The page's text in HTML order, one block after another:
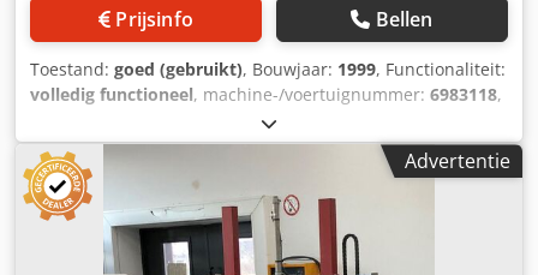
Prijsinfo Bellen
Toestand: goed (gebruikt), Bouwjaar: 1999, Functionaliteit:
volledig functioneel, machine-/voertuignummer: 6983118,
Trilplaat - JOGGER Cedpfx Abey T Rico Asrf
Advertentie